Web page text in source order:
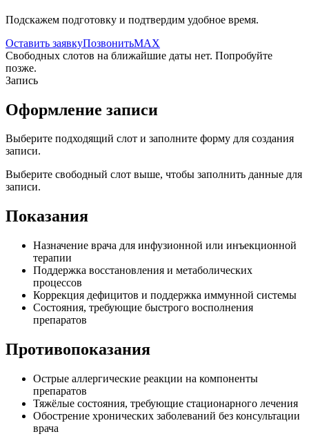
Подскажем подготовку и подтвердим удобное время.
Оставить заявкуПозвонитьMAX
Свободных слотов на ближайшие даты нет. Попробуйте
позже.
Запись
Оформление записи
Выберите подходящий слот и заполните форму для создания
записи.
Выберите свободный слот выше, чтобы заполнить данные для
записи.
Показания
Назначение врача для инфузионной или инъекционной
терапии
Поддержка восстановления и метаболических
процессов
Коррекция дефицитов и поддержка иммунной системы
Состояния, требующие быстрого восполнения
препаратов
Противопоказания
Острые аллергические реакции на компоненты
препаратов
Тяжёлые состояния, требующие стационарного лечения
Обострение хронических заболеваний без консультации
врача